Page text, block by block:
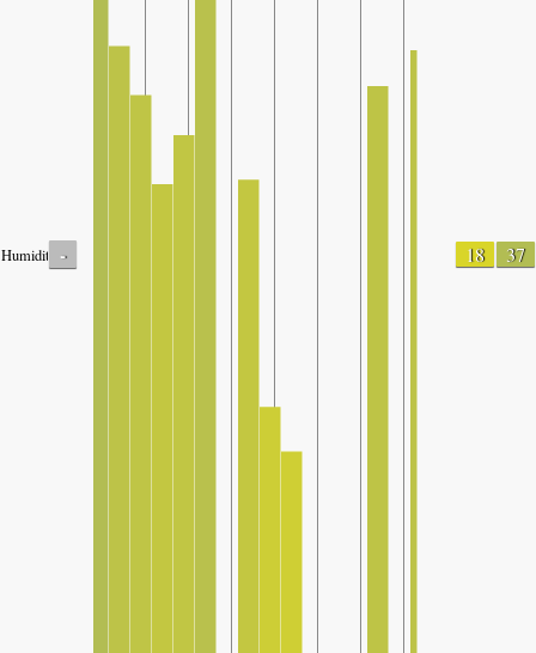
Humidity - 18 37